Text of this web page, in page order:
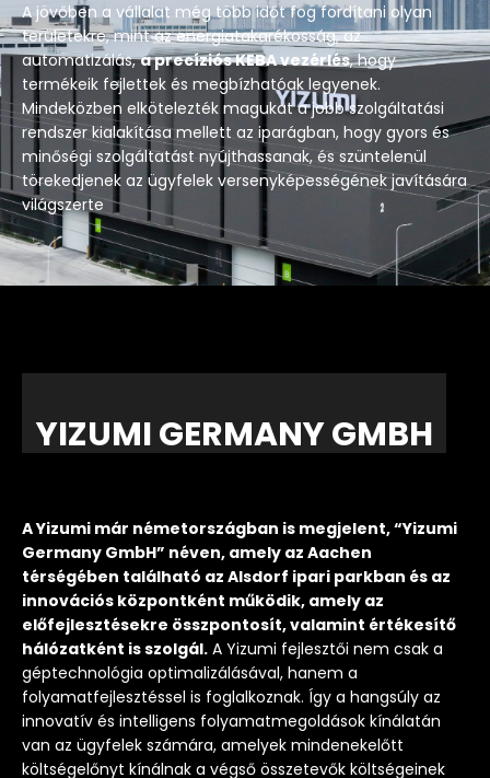
A jövőben a vállalat még több időt fog fordítani olyan
területekre, mint az energiatakarékosság, az
automatizálás,a precíziós KEBA vezérlés, hogy
termékeik fejlettek és megbízhatóak legyenek.
Mindeközben elkötelezték magukat a jobb szolgáltatási
rendszer kialakítása mellett az iparágban, hogy gyors és
minőségi szolgáltatást nyújthassanak, és szüntelenül
törekedjenek az ügyfelek versenyképességének javítására
világszerte
YIZUMIGERMANYGMBH
A Yizumi már németországban is megjelent, “Yizumi
Germany GmbH” néven, amely az Aachen
térségében található az Alsdorf ipari parkban és az
innovációs központként működik, amely az
előfejlesztésekre összpontosít, valamint értékesítő
hálózatként is szolgál. A Yizumi fejlesztői nem csak a
géptechnológia optimalizálásával, hanem a
folyamatfejlesztéssel is foglalkoznak. Így a hangsúly az
innovatív és intelligens folyamatmegoldások kínálatán
van az ügyfelek számára, amelyek mindenekelőtt
költségelőnyt kínálnak a végső összetevők költségeinek